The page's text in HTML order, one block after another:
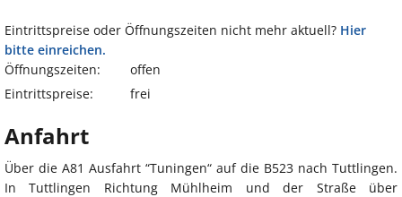
Eintrittspreise oder Öffnungszeiten nicht mehr aktuell? Hier
bitte einreichen.
Öffnungszeiten:
offen
Eintrittspreise:
frei
Anfahrt
Über die A81 Ausfahrt “Tuningen“ auf die B523 nach Tuttlingen.
In Tuttlingen Richtung Mühlheim und der Straße über